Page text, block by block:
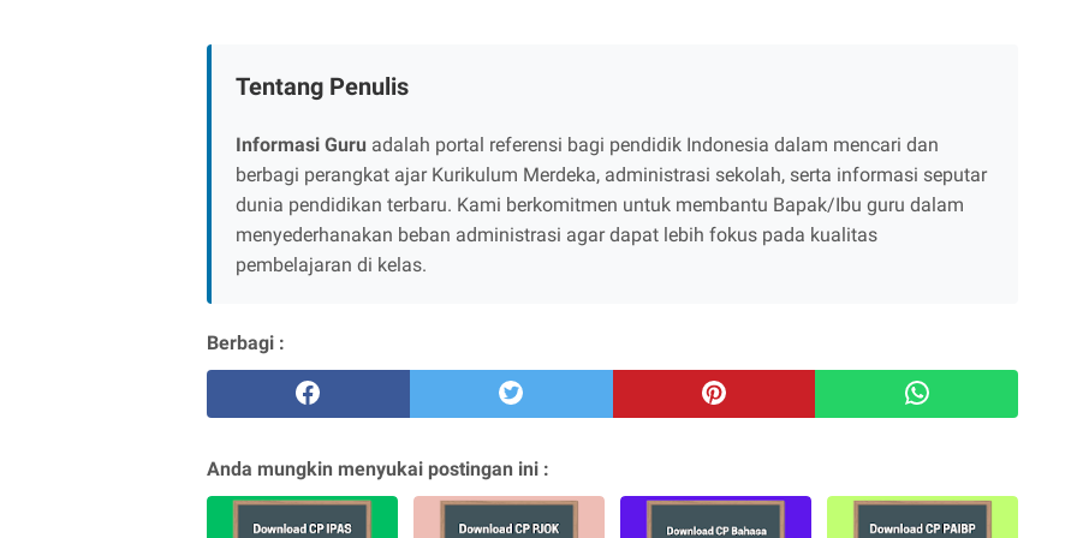
Tentang Penulis
Informasi Guru adalah portal referensi bagi pendidik Indonesia dalam mencari dan
berbagi perangkat ajar Kurikulum Merdeka, administrasi sekolah, serta informasi seputar
dunia pendidikan terbaru. Kami berkomitmen untuk membantu Bapak/Ibu guru dalam
menyederhanakan beban administrasi agar dapat lebih fokus pada kualitas
pembelajaran di kelas.
Berbagi :
Anda mungkin menyukai postingan ini :